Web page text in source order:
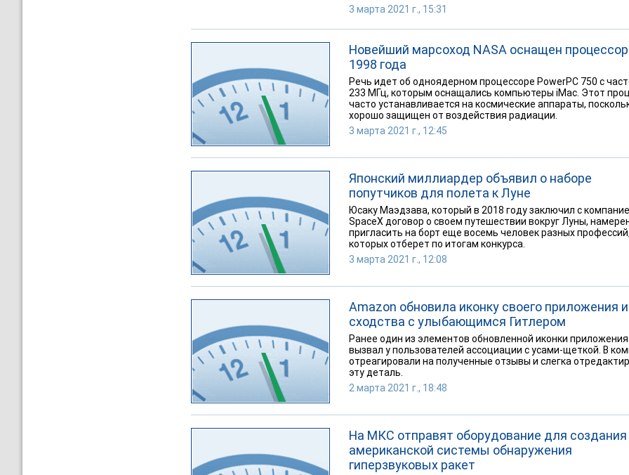
3 марта 2021 г., 15:31
Новейший марсоход NASA оснащен
1998 года
Речь идет об одноядерном процессоре PowerPC 750 с
233 МГц, которым оснащались компьютеры iMac. Этот
часто устанавливается на космические аппараты,
хорошо защищен от воздействия радиации.
3 марта 2021 г., 12:45
Японский миллиардер объявил о наборе
попутчиков для полета к Луне
Юсаку Маэдзава, который в 2018 году заключил с
SpaceX договор о своем путешествии вокруг Луны,
пригласить на борт еще восемь человек разных профессий,
которых отберет по итогам конкурса.
3 марта 2021 г., 12:08
Amazon обновила иконку своего приложения
сходства с улыбающимся Гитлером
Ранее один из элементов обновленной иконки приложения
вызвал у пользователей ассоциации с усами-щеткой. В
отреагировали на полученные отзывы и слегка
эту деталь.
2 марта 2021 г., 18:48
На МКС отправят оборудование для создания
американской системы обнаружения
гиперзвуковых ракет